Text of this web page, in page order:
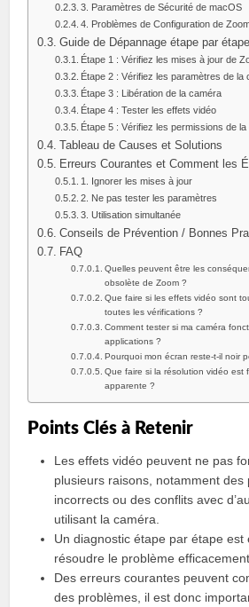
3. Paramètres de Sécurité de macOS
4. Problèmes de Configuration de
Guide de Dépannage étape par étape
Étape 1 : Vérifiez les mises à jour de
Étape 2 : Vérifiez les paramètres de la
Étape 3 : Libération de la caméra
Étape 4 : Tester les effets vidéo
Étape 5 : Vérifiez les permissions de
Tableau de Causes et Solutions
Erreurs Courantes et Comment les
1. Ignorer les mises à jour
2. Ne pas tester les paramètres
3. Utilisation simultanée
Conseils de Prévention / Bonnes
FAQ
Quelles peuvent être les
obsolète de Zoom ?
Que faire si les effets vidéo sont
toutes les vérifications ?
Comment tester si ma caméra
applications ?
Pourquoi mon écran reste-t-il noir
Que faire si la résolution vidéo est
apparente ?
Points Clés à Retenir
Les effets vidéo peuvent ne pas
plusieurs raisons, notamment des
incorrects ou des conflits avec
utilisant la caméra.
Un diagnostic étape par étape est
résoudre le problème efficacement.
Des erreurs courantes peuvent
des problèmes, il est donc